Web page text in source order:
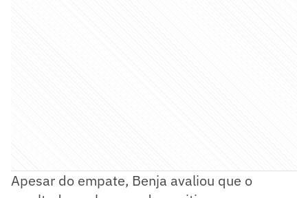
Apesar do empate, Benja avaliou que o